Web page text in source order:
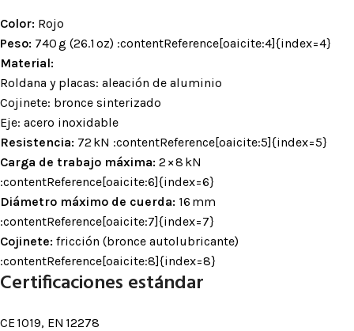
Color: Rojo
Peso: 740 g (26.1 oz) :contentReference[oaicite:4]{index=4}
Material:
Roldana y placas: aleación de aluminio
Cojinete: bronce sinterizado
Eje: acero inoxidable
Resistencia: 72 kN :contentReference[oaicite:5]{index=5}
Carga de trabajo máxima: 2 × 8 kN
:contentReference[oaicite:6]{index=6}
Diámetro máximo de cuerda: 16 mm
:contentReference[oaicite:7]{index=7}
Cojinete: fricción (bronce autolubricante)
:contentReference[oaicite:8]{index=8}
Certificaciones estándar
CE 1019, EN 12278